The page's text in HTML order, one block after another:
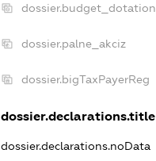
dossier.budget_dotation
dossier.palne_akciz
dossier.bigTaxPayerReg
dossier.declarations.title
dossier.declarations.noData